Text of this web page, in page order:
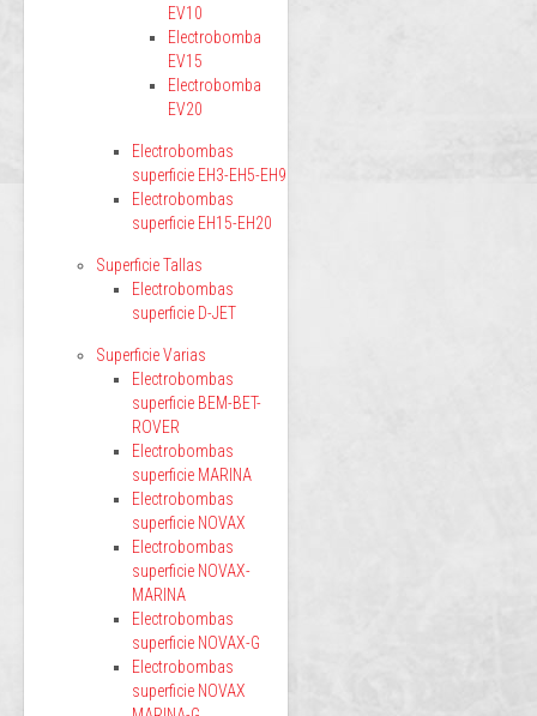
EV10
Electrobomba
EV15
Electrobomba
EV20
Electrobombas
superficie EH3-EH5-EH9
Electrobombas
superficie EH15-EH20
Superficie Tallas
Electrobombas
superficie D-JET
Superficie Varias
Electrobombas
superficie BEM-BET-
ROVER
Electrobombas
superficie MARINA
Electrobombas
superficie NOVAX
Electrobombas
superficie NOVAX-
MARINA
Electrobombas
superficie NOVAX-G
Electrobombas
superficie NOVAX